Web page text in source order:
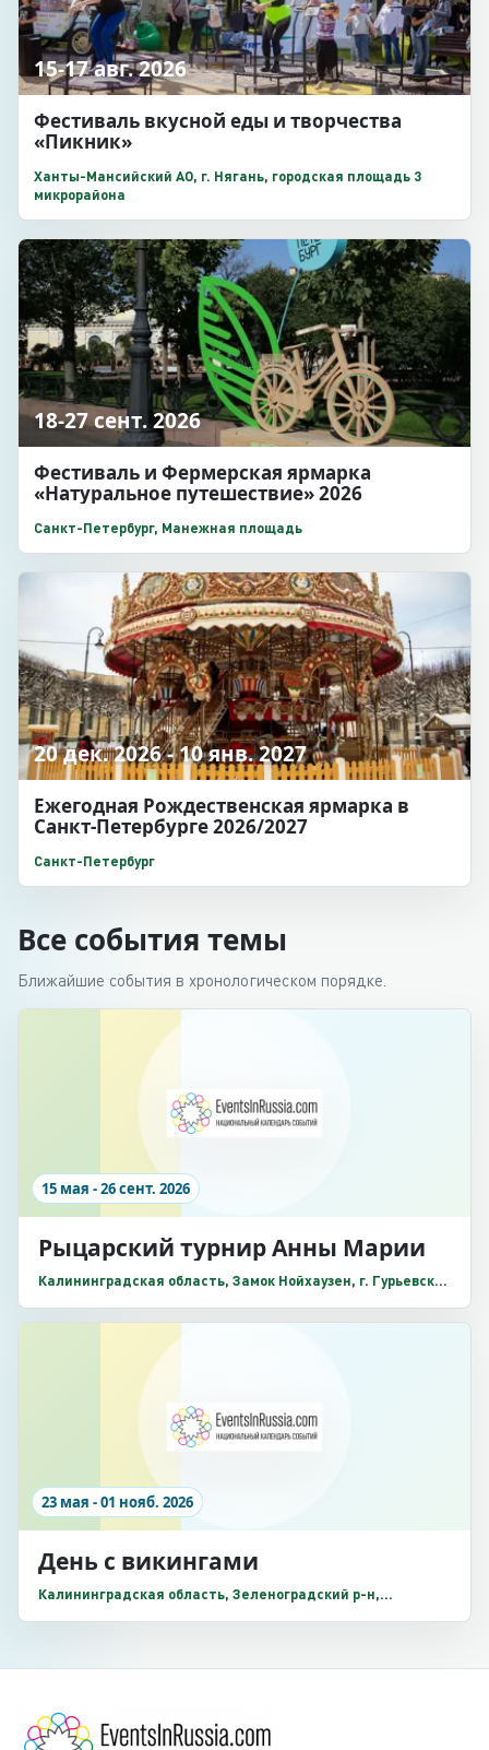
15-17 авг. 2026
Фестиваль вкусной еды и творчества
«Пикник»
Ханты-Мансийский АО, г. Нягань, городская площадь 3
микрорайона
18-27 сент. 2026
Фестиваль и Фермерская ярмарка
«Натуральное путешествие» 2026
Санкт-Петербург, Манежная площадь
20 дек. 2026 - 10 янв. 2027
Ежегодная Рождественская ярмарка в
Санкт-Петербурге 2026/2027
Санкт-Петербург
Все события темы
Ближайшие события в хронологическом порядке.
15 мая - 26 сент. 2026
Рыцарский турнир Анны Марии
Калининградская область, Замок Нойхаузен, г. Гурьевск,
23 мая - 01 нояб. 2026
День с викингами
Калининградская область, Зеленоградский р-н,